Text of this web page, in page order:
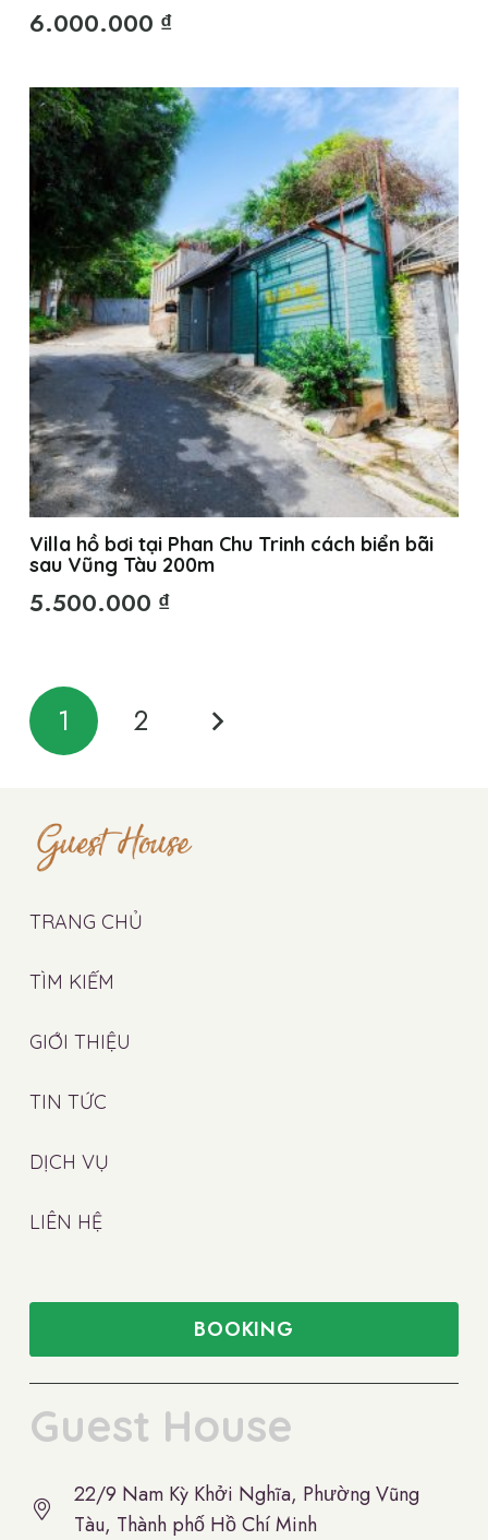
6.000.000 ₫
Villa hồ bơi tại Phan Chu Trinh cách biển bãi
sau Vũng Tàu 200m
5.500.000 ₫
Phân
trang
bài
1 2
TRANG CHỦ
TÌM KIẾM
GIỚI THIỆU
TIN TỨC
DỊCH VỤ
LIÊN HỆ
BOOKING
Guest House
22/9 Nam Kỳ Khởi Nghĩa, Phường Vũng
Tàu, Thành phố Hồ Chí Minh